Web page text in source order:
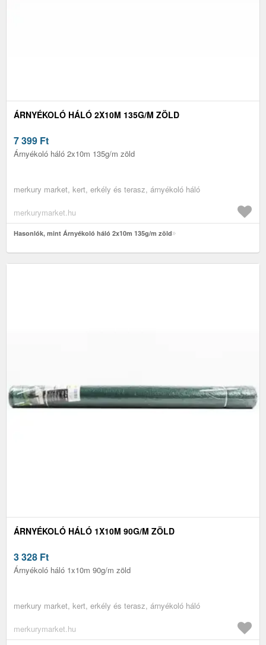
ÁRNYÉKOLÓ HÁLÓ 2X10M 135G/M ZÖLD
7 399 Ft
Árnyékoló háló 2x10m 135g/m zöld
merkury market, kert, erkély és terasz, árnyékoló háló
merkurymarket.hu
Hasonlók, mint Árnyékoló háló 2x10m 135g/m zöld
ÁRNYÉKOLÓ HÁLÓ 1X10M 90G/M ZÖLD
3 328 Ft
Árnyékoló háló 1x10m 90g/m zöld
merkury market, kert, erkély és terasz, árnyékoló háló
merkurymarket.hu